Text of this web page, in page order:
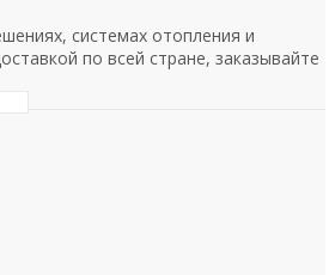
системах отопления и
по всей стране, заказывайте